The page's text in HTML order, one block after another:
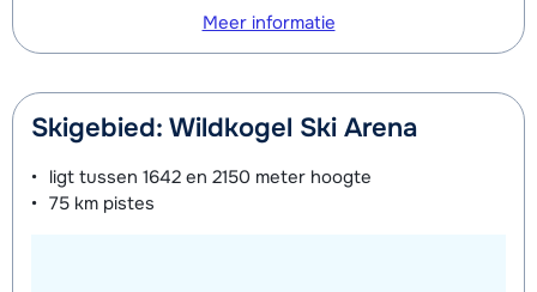
Meer informatie
Skigebied: Wildkogel Ski Arena
ligt tussen 1642 en 2150 meter hoogte
75 km pistes